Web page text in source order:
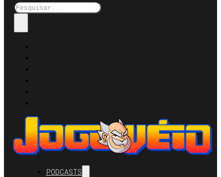
Pesquisar
PODCASTS